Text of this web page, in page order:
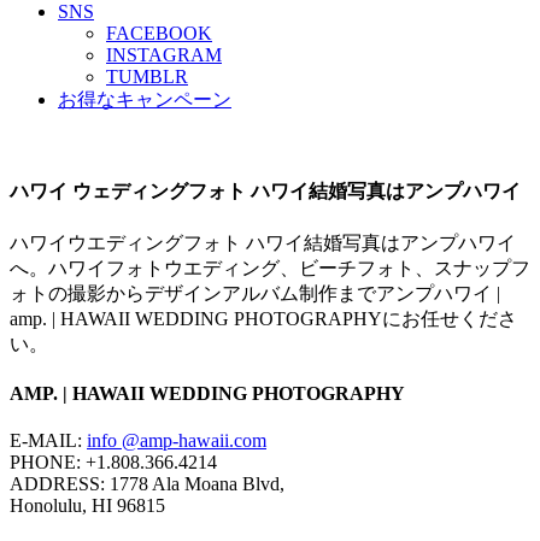
SNS
FACEBOOK
INSTAGRAM
TUMBLR
お得なキャンペーン
ハワイ ウェディングフォト ハワイ結婚写真はアンプハワイ
ハワイウエディングフォト ハワイ結婚写真はアンプハワイ
へ。ハワイフォトウエディング、ビーチフォト、スナップフ
ォトの撮影からデザインアルバム制作までアンプハワイ |
amp. | HAWAII WEDDING PHOTOGRAPHYにお任せくださ
い。
AMP. | HAWAII WEDDING PHOTOGRAPHY
E-MAIL: info @amp-hawaii.com
PHONE: +1.808.366.4214
ADDRESS: 1778 Ala Moana Blvd,
Honolulu, HI 96815